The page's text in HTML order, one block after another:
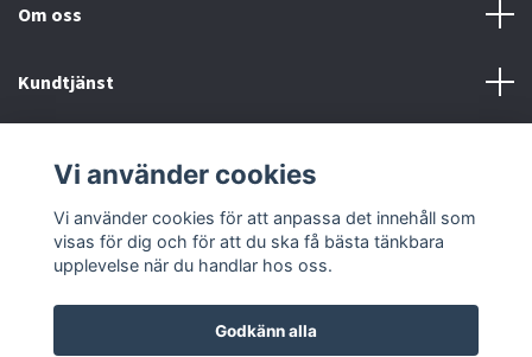
Om oss
Kundtjänst
Sociala medier
Vi använder cookies
Vi använder cookies för att anpassa det innehåll som
visas för dig och för att du ska få bästa tänkbara
upplevelse när du handlar hos oss.
Godkänn alla